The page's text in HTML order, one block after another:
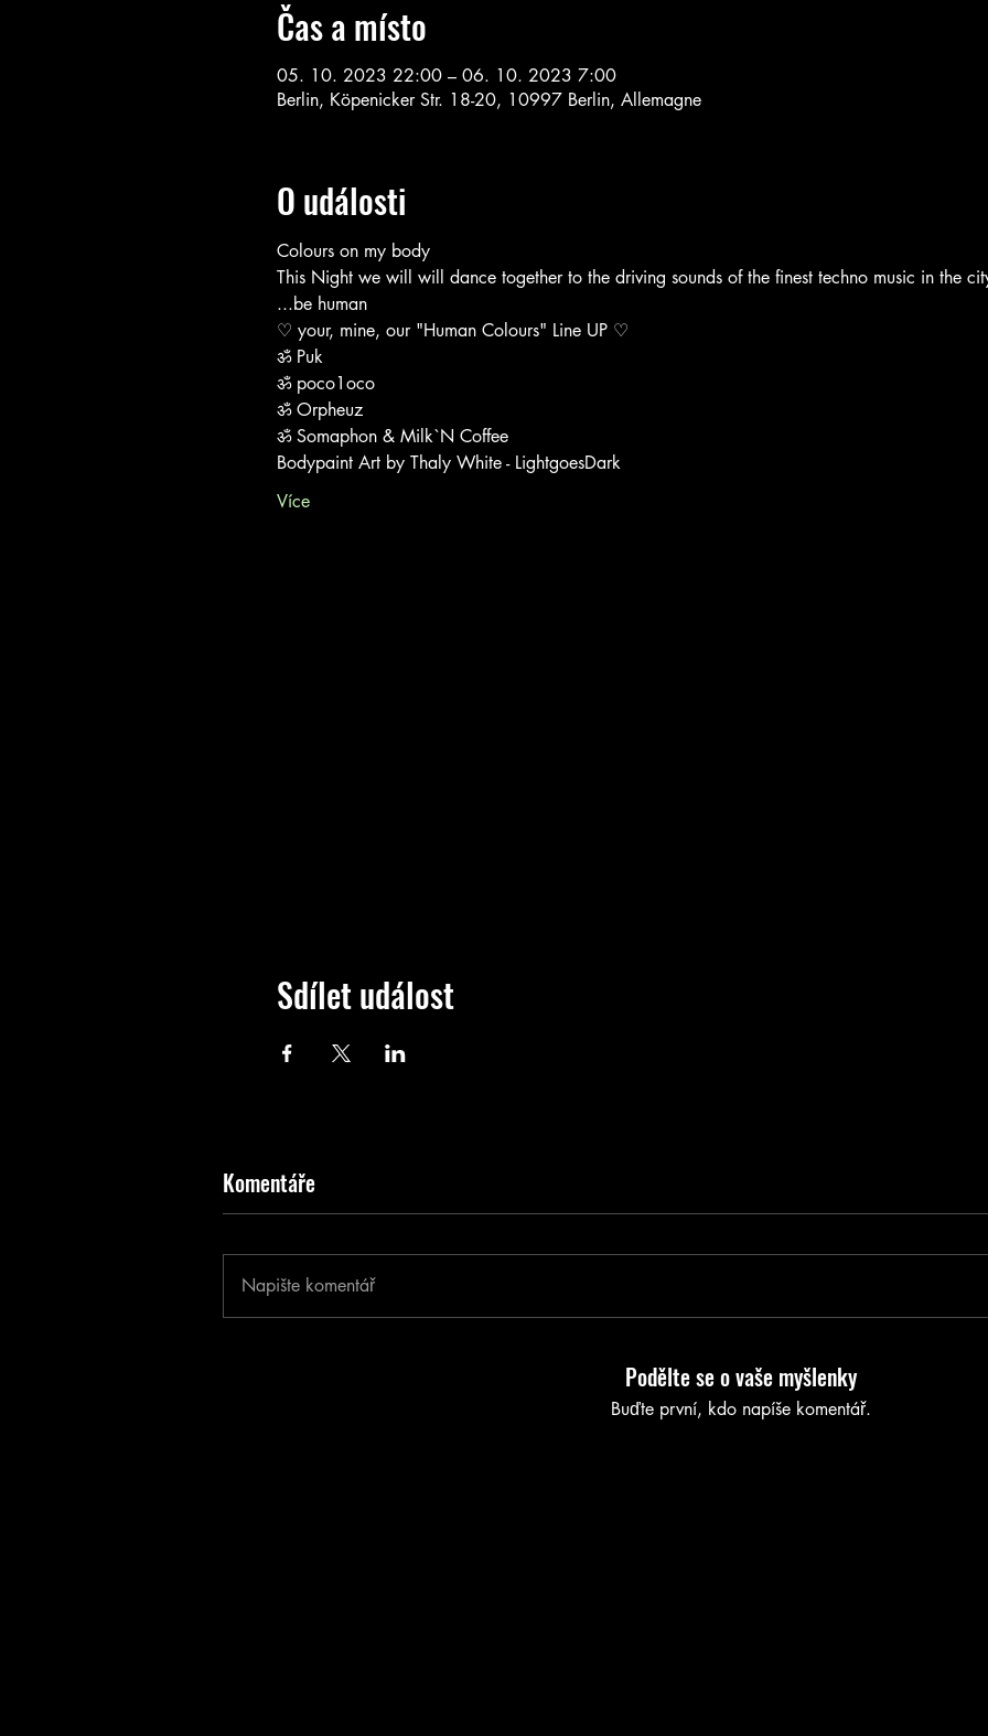
Čas a místo
05. 10. 2023 22:00 – 06. 10. 2023 7:00
Berlin, Köpenicker Str. 18-20, 10997 Berlin, Allemagne
O události
Colours on my body
This Night we will will dance together to the driving sounds of the finest techno music in the
...be human
♡ your, mine, our "Human Colours" Line UP ♡
ॐ Puk
ॐ poco1oco
ॐ Orpheuz
ॐ Somaphon & Milk`N Coffee
Bodypaint Art by Thaly White - LightgoesDark
Více
Sdílet událost
Komentáře
Napište komentář
Podělte se o vaše myšlenky
Buďte první, kdo napíše komentář.